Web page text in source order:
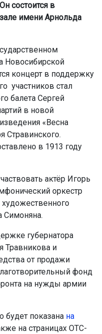
состоится в
имени Арнольда
Новосибирской
концерт в поддержку
участников стал
балета Сергей
в новой
«Весна
Стравинского.
в 1913 году
актёр Игорь
оркестр
Симоняна.
губернатора
Травникова и
от продажи
фонд
на нужды армии
будет показана на
на страницах ОТС-